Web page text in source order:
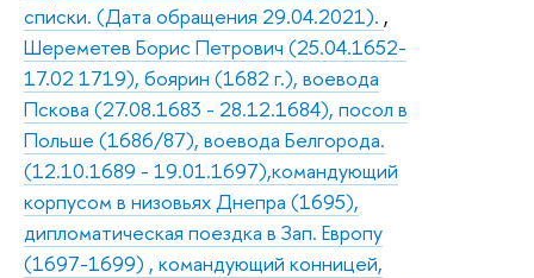
списки. (Дата обращения 29.04.2021). ,
Шереметев Борис Петрович (25.04.1652-
17.02 1719), боярин (1682 г.), воевода
Пскова (27.08.1683 - 28.12.1684), посол в
Польше (1686/87), воевода Белгорода.
(12.10.1689 - 19.01.1697),командующий
корпусом в низовьях Днепра (1695),
дипломатическая поездка в Зап. Европу
(1697-1699) , командующий конницей,